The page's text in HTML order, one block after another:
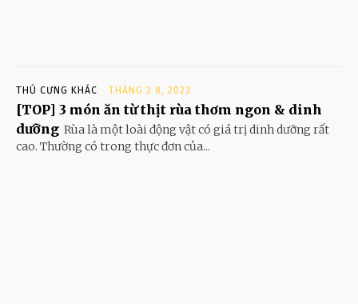
THÚ CƯNG KHÁC THÁNG 3 8, 2023
[TOP] 3 món ăn từ thịt rùa thơm ngon & dinh
dưỡng Rùa là một loài động vật có giá trị dinh dưỡng rất
cao. Thường có trong thực đơn của...